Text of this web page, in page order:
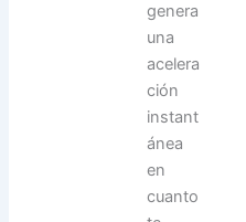
genera
una
acelera
ción
instant
ánea
en
cuanto